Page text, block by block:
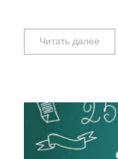
Читать далее